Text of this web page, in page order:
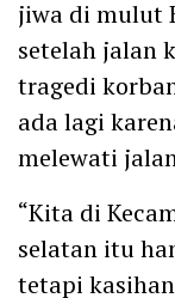
jiwa di mulut
setelah jalan
tragedi
ada lagi
melewati
“Kita di
selatan itu
tetapi